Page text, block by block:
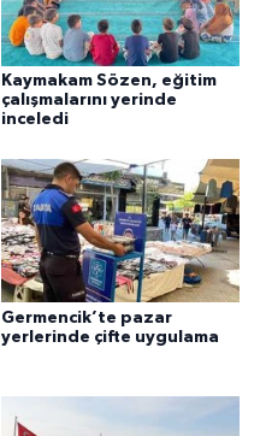
Kaymakam Sözen, eğitim
çalışmalarını yerinde
inceledi
Germencik’te pazar
yerlerinde çifte uygulama